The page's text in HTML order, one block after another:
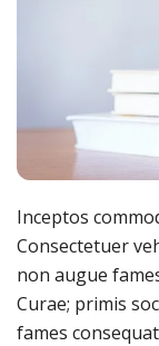
Inceptos
Consectetuer
non augue
Curae; primis
fames